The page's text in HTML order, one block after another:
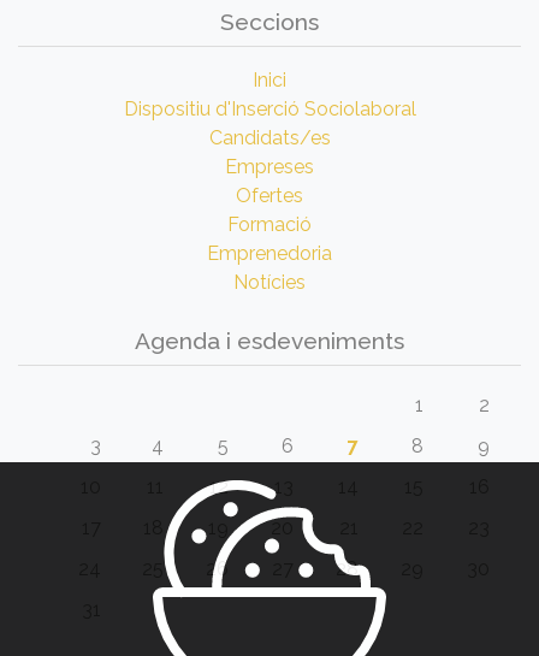
Seccions
Inici
Dispositiu d'Inserció Sociolaboral
Candidats/es
Empreses
Ofertes
Formació
Emprenedoria
Notícies
Agenda i esdeveniments
1
2
3
4 5 6 7 8
9
12 13
20
26 28